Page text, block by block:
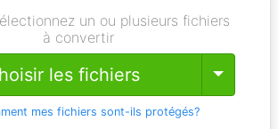
un ou plusieurs fichiers
à convertir
les fichiers Toggle
mes fichiers sont-ils protégés?